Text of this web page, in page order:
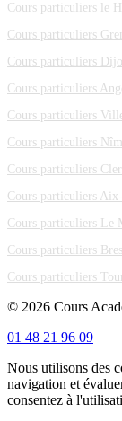
Cours particuliers le
Cours particuliers
Cours particuliers
Cours particuliers
Cours particuliers
Cours particuliers
Cours particuliers
Cours particuliers
Cours particuliers Le
Cours particuliers
Cours particuliers
© 2026 Cours
01 48 21 96 09
Nous utilisons des
navigation et
consentez à